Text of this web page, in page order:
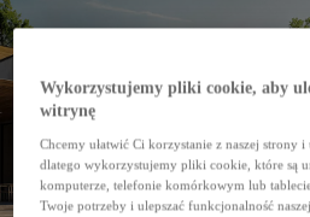
Wykorzystujemy pliki cookie, aby
witrynę
Chcemy ułatwić Ci korzystanie z naszej strony i
dlatego wykorzystujemy pliki cookie, które są
komputerze, telefonie komórkowym lub
Twoje potrzeby i ulepszać funkcjonalność